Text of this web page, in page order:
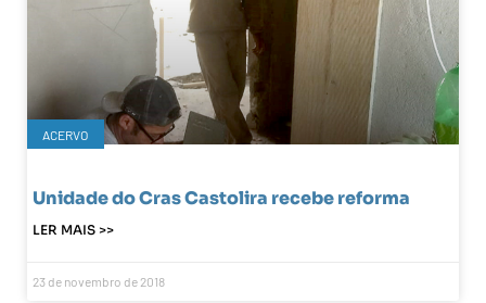
ACERVO
Unidade do Cras Castolira recebe reforma
LER MAIS >>
23 de novembro de 2018